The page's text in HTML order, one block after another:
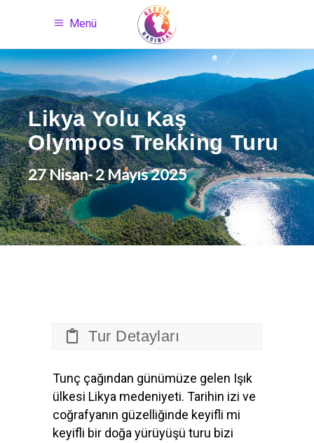
Menü
Likya Yolu Kaş
Olympos Trekking Turu
27 Nisan- 2 Mayıs 2025
Tur Detayları
Tunç çağından günümüze gelen Işık
ülkesi Likya medeniyeti. Tarihin izi ve
coğrafyanın güzelliğinde keyifli mi
keyifli bir doğa yürüyüşü turu bizi